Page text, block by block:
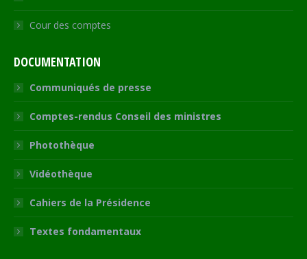
Cour des comptes
DOCUMENTATION
Communiqués de presse
Comptes-rendus Conseil des ministres
Photothèque
Vidéothèque
Cahiers de la Présidence
Textes fondamentaux